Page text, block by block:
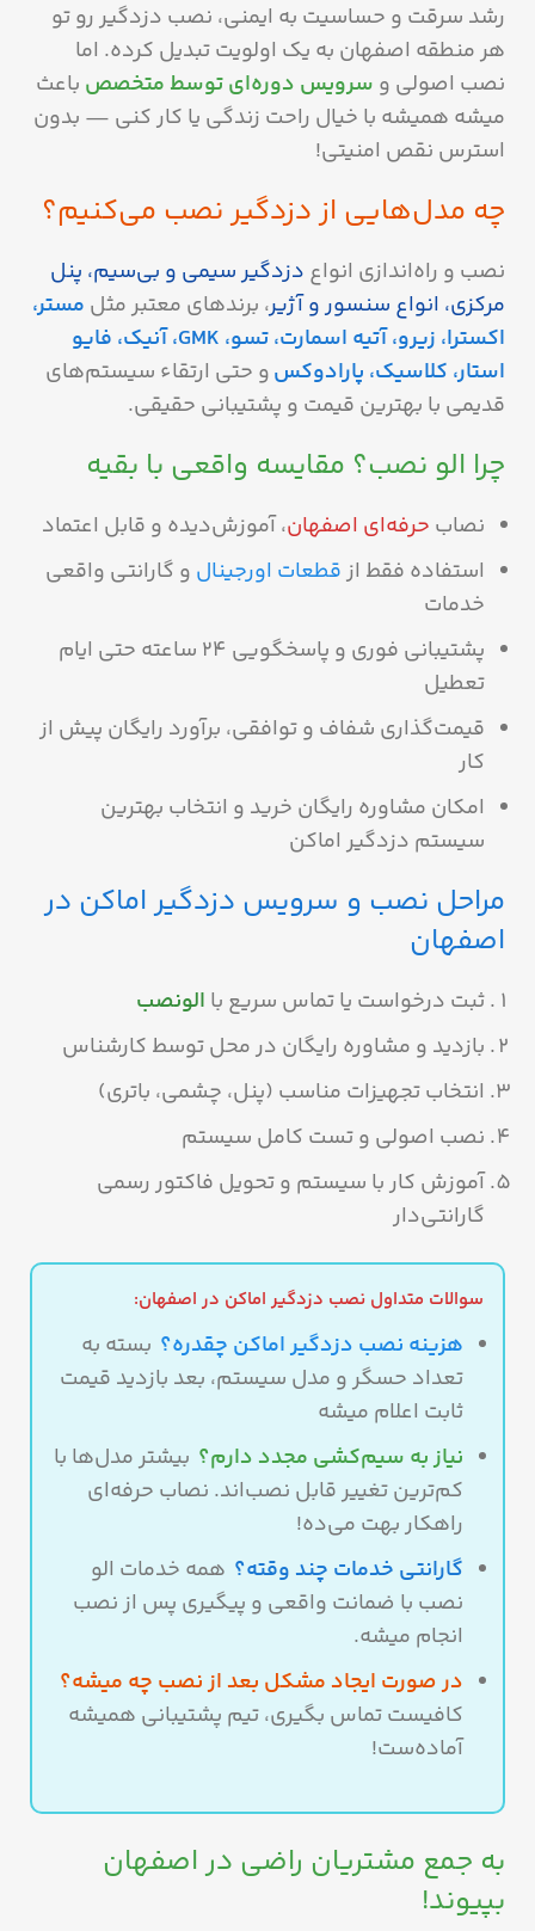
رشد سرقت و حساسیت به ایمنی، نصب دزدگیر رو تو
هر منطقه اصفهان به یک اولویت تبدیل کرده. اما
نصب اصولی و سرویس دوره‌ای توسط متخصص باعث
میشه همیشه با خیال راحت زندگی یا کار کنی — بدون
استرس نقص امنیتی!
چه مدل‌هایی از دزدگیر نصب می‌کنیم؟
نصب و راه‌اندازی انواع دزدگیر سیمی و بی‌سیم، پنل
مرکزی، انواع سنسور و آژیر، برندهای معتبر مثل مستر،
اکسترا، زیرو، آتیه اسمارت، تسو، GMK، آنیک، فایو
استار، کلاسیک، پارادوکسو حتی ارتقاء سیستم‌های
قدیمی با بهترین قیمت و پشتیبانی حقیقی.
چرا الو نصب؟ مقایسه واقعی با بقیه
نصاب حرفه‌ای اصفهان، آموزش‌دیده و قابل اعتماد
استفاده فقط ازقطعات اورجینال و گارانتی واقعی
خدمات
پشتیبانی فوری و پاسخگویی ۲۴ ساعته حتی ایام
تعطیل
قیمت‌گذاری شفاف و توافقی، برآورد رایگان پیش از
کار
امکان مشاوره رایگان خرید و انتخاب بهترین
سیستم دزدگیر اماکن
مراحل نصب و سرویس دزدگیر اماکن در
اصفهان
ثبت درخواست یا تماس سریع با الونصب
بازدید و مشاوره رایگان در محل توسط کارشناس
انتخاب تجهیزات مناسب (پنل، چشمی، باتری)
نصب اصولی و تست کامل سیستم
آموزش کار با سیستم و تحویل فاکتور رسمی
گارانتی‌دار
سوالات متداول نصب دزدگیر اماکن در اصفهان:
هزینه نصب دزدگیر اماکن چقدره؟ بسته به
تعداد حسگر و مدل سیستم، بعد بازدید قیمت
ثابت اعلام میشه
نیاز به سیم‌کشی مجدد دارم؟ بیشتر مدل‌ها با
کم‌ترین تغییر قابل نصب‌اند. نصاب حرفه‌ای
راهکار بهت می‌ده!
گارانتی خدمات چند وقته؟ همه خدمات الو
نصب با ضمانت واقعی و پیگیری پس از نصب
انجام میشه.
در صورت ایجاد مشکل بعد از نصب چه میشه؟
کافیست تماس بگیری، تیم پشتیبانی همیشه
آماده‌ست!
به جمع مشتریان راضی در اصفهان
بپیوند!